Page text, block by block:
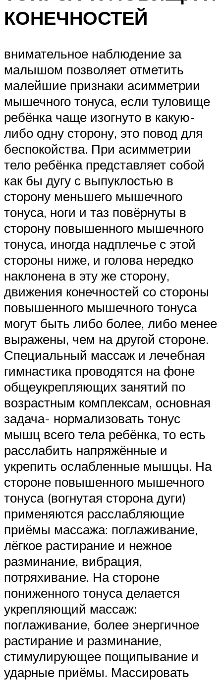
КОНЕЧНОСТЕЙ
внимательное наблюдение за
малышом позволяет отметить
малейшие признаки асимметрии
мышечного тонуса, если туловище
ребёнка чаще изогнуто в какую-
либо одну сторону, это повод для
беспокойства. При асимметрии
тело ребёнка представляет собой
как бы дугу с выпуклостью в
сторону меньшего мышечного
тонуса, ноги и таз повёрнуты в
сторону повышенного мышечного
тонуса, иногда надплечье с этой
стороны ниже, и голова нередко
наклонена в эту же сторону,
движения конечностей со стороны
повышенного мышечного тонуса
могут быть либо более, либо менее
выражены, чем на другой стороне.
Специальный массаж и лечебная
гимнастика проводятся на фоне
общеукрепляющих занятий по
возрастным комплексам, основная
задача- нормализовать тонус
мышц всего тела ребёнка, то есть
расслабить напряжённые и
укрепить ослабленные мышцы. На
стороне повышенного мышечного
тонуса (вогнутая сторона дуги)
применяются расслабляющие
приёмы массажа: поглаживание,
лёгкое растирание и нежное
разминание, вибрация,
потряхивание. На стороне
пониженного тонуса делается
укрепляющий массаж:
поглаживание, более энергичное
растирание и разминание,
стимулирующее пощипывание и
ударные приёмы. Массировать